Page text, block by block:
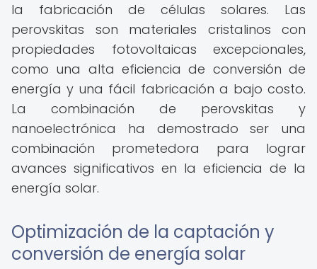
la fabricación de células solares. Las
perovskitas son materiales cristalinos con
propiedades fotovoltaicas excepcionales,
como una alta eficiencia de conversión de
energía y una fácil fabricación a bajo costo.
La combinación de perovskitas y
nanoelectrónica ha demostrado ser una
combinación prometedora para lograr
avances significativos en la eficiencia de la
energía solar.
Optimización de la captación y
conversión de energía solar